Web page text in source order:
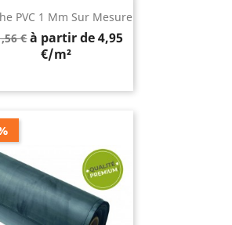
PVC 1 Mm Sur Mesure
€ à partir de 4,95
€/m²